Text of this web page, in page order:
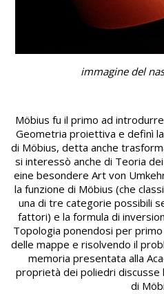
immagine del
Möbius fu il primo ad
Geometria proiettiva e definì
di Möbius, detta anche
si interessò anche di Teoria
eine besondere Art von
la funzione di Möbius (che
una di tre categorie possibili
fattori) e la formula di
Topologia ponendosi per
delle mappe e risolvendo il
memoria presentata alla
proprietà dei poliedri
di